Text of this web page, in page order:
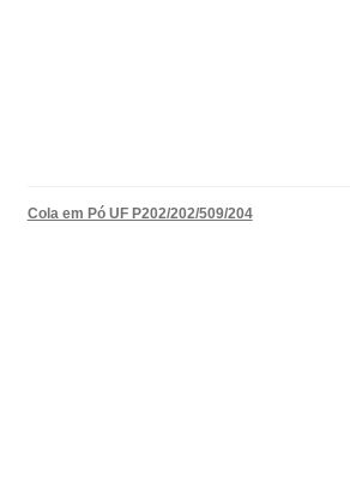
Cola em Pó UF P202/202/509/204